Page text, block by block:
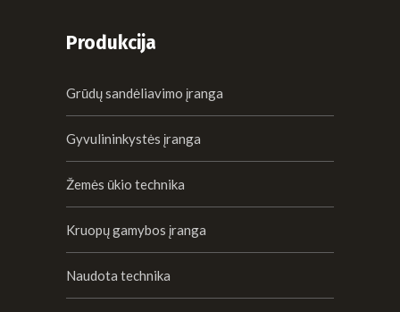
Produkcija
Grūdų sandėliavimo įranga
Gyvulininkystės įranga
Žemės ūkio technika
Kruopų gamybos įranga
Naudota technika